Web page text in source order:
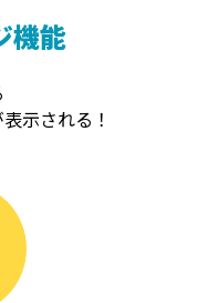
機能
示される！